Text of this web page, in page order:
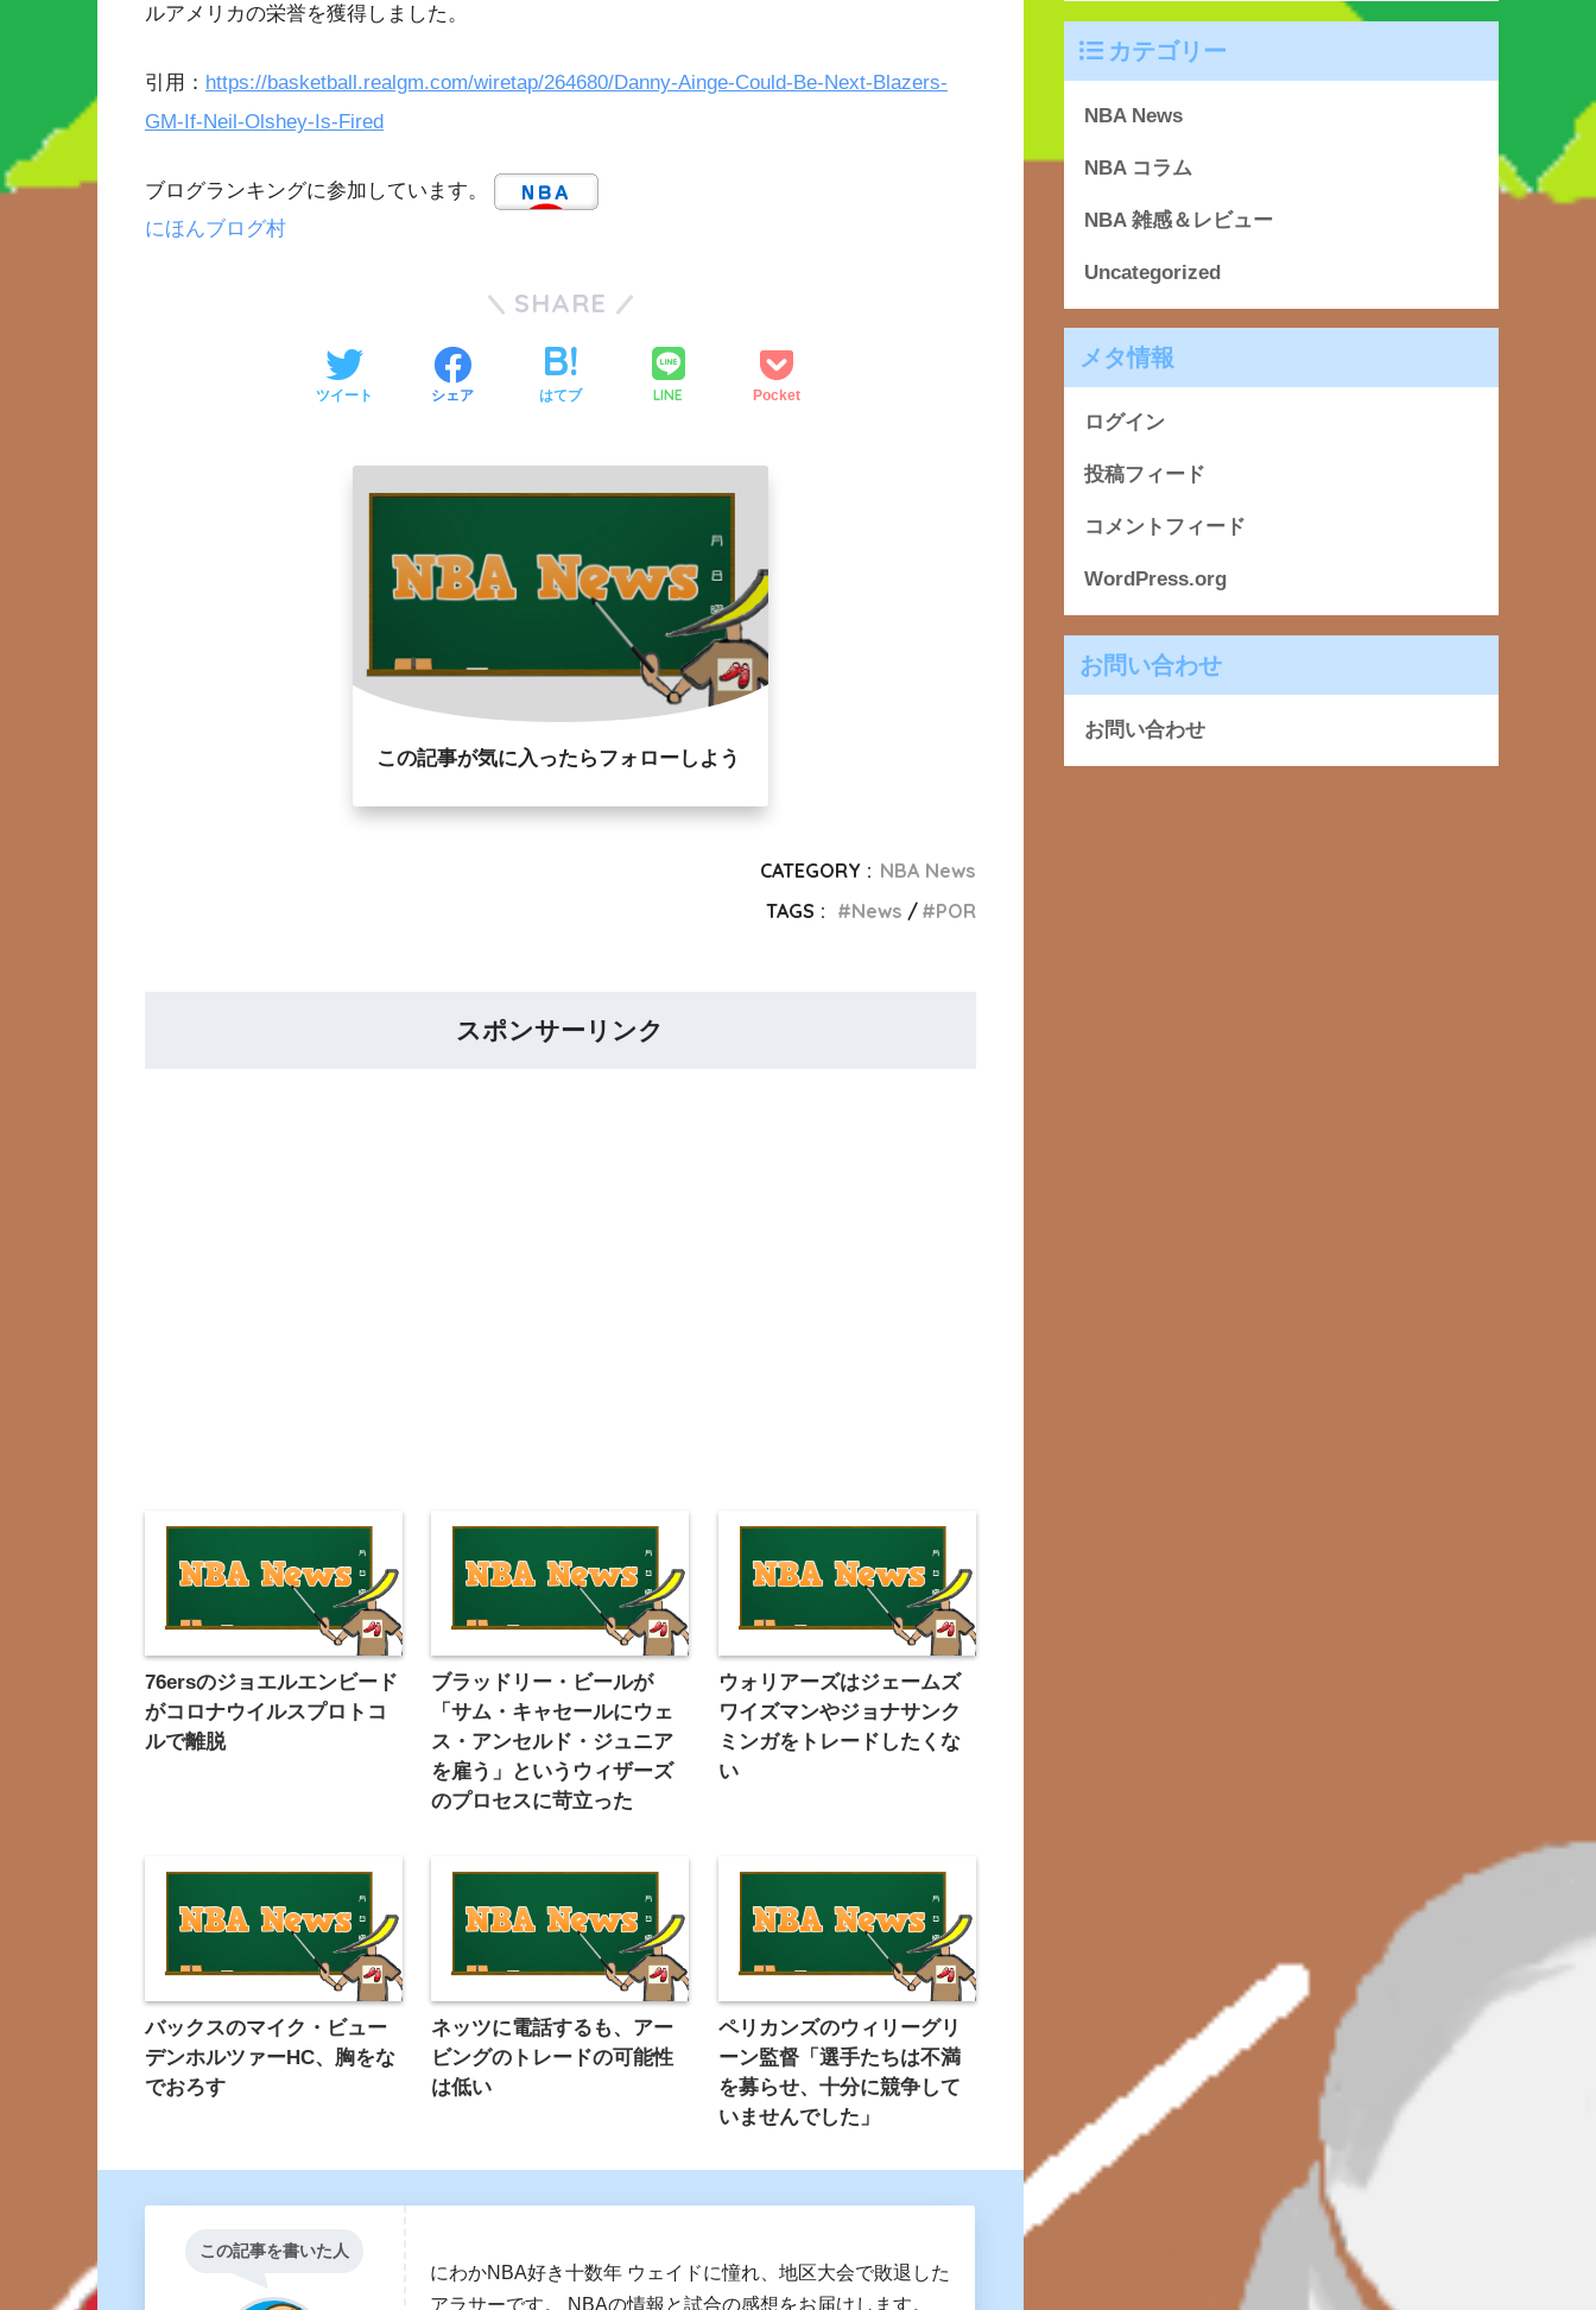
ルアメリカの栄誉を獲得しました。
引用： https://basketball.realgm.com/wiretap/264680/Danny-Ainge-Could-Be-Next-Blazers-
GM-If-Neil-Olshey-Is-Fired
ブログランキングに参加しています。
にほんブログ村
SHARE
ツイート シェア はてブ LINE Pocket
この記事が気に入ったらフォローしよう
CATEGORY : NBA News
TAGS :
News POR
スポンサーリンク
76ersのジョエルエンビード
がコロナウイルスプロトコ
ルで離脱
ブラッドリー・ビールが
「サム・キャセールにウェ
ス・アンセルド・ジュニア
を雇う」というウィザーズ
のプロセスに苛立った
ウォリアーズはジェームズ
ワイズマンやジョナサンク
ミンガをトレードしたくな
い
バックスのマイク・ビュー
デンホルツァーHC、胸をな
でおろす
ネッツに電話するも、アー
ビングのトレードの可能性
は低い
ペリカンズのウィリーグリ
ーン監督「選手たちは不満
を募らせ、十分に競争して
いませんでした」
この記事を書いた人
にわかNBA好き十数年 ウェイドに憧れ、地区大会で敗退した
アラサーです。 NBAの情報と試合の感想をお届けします。
カテゴリー
NBA News
NBA コラム
NBA 雑感＆レビュー
Uncategorized
メタ情報
ログイン
投稿フィード
コメントフィード
WordPress.org
お問い合わせ
お問い合わせ